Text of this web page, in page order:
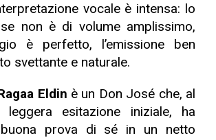
vocale è intensa: lo
non è di volume amplissimo,
è perfetto, l’emissione ben
svettante e naturale.
Eldin è un Don José che, al
esitazione iniziale, ha
prova di sé in un netto